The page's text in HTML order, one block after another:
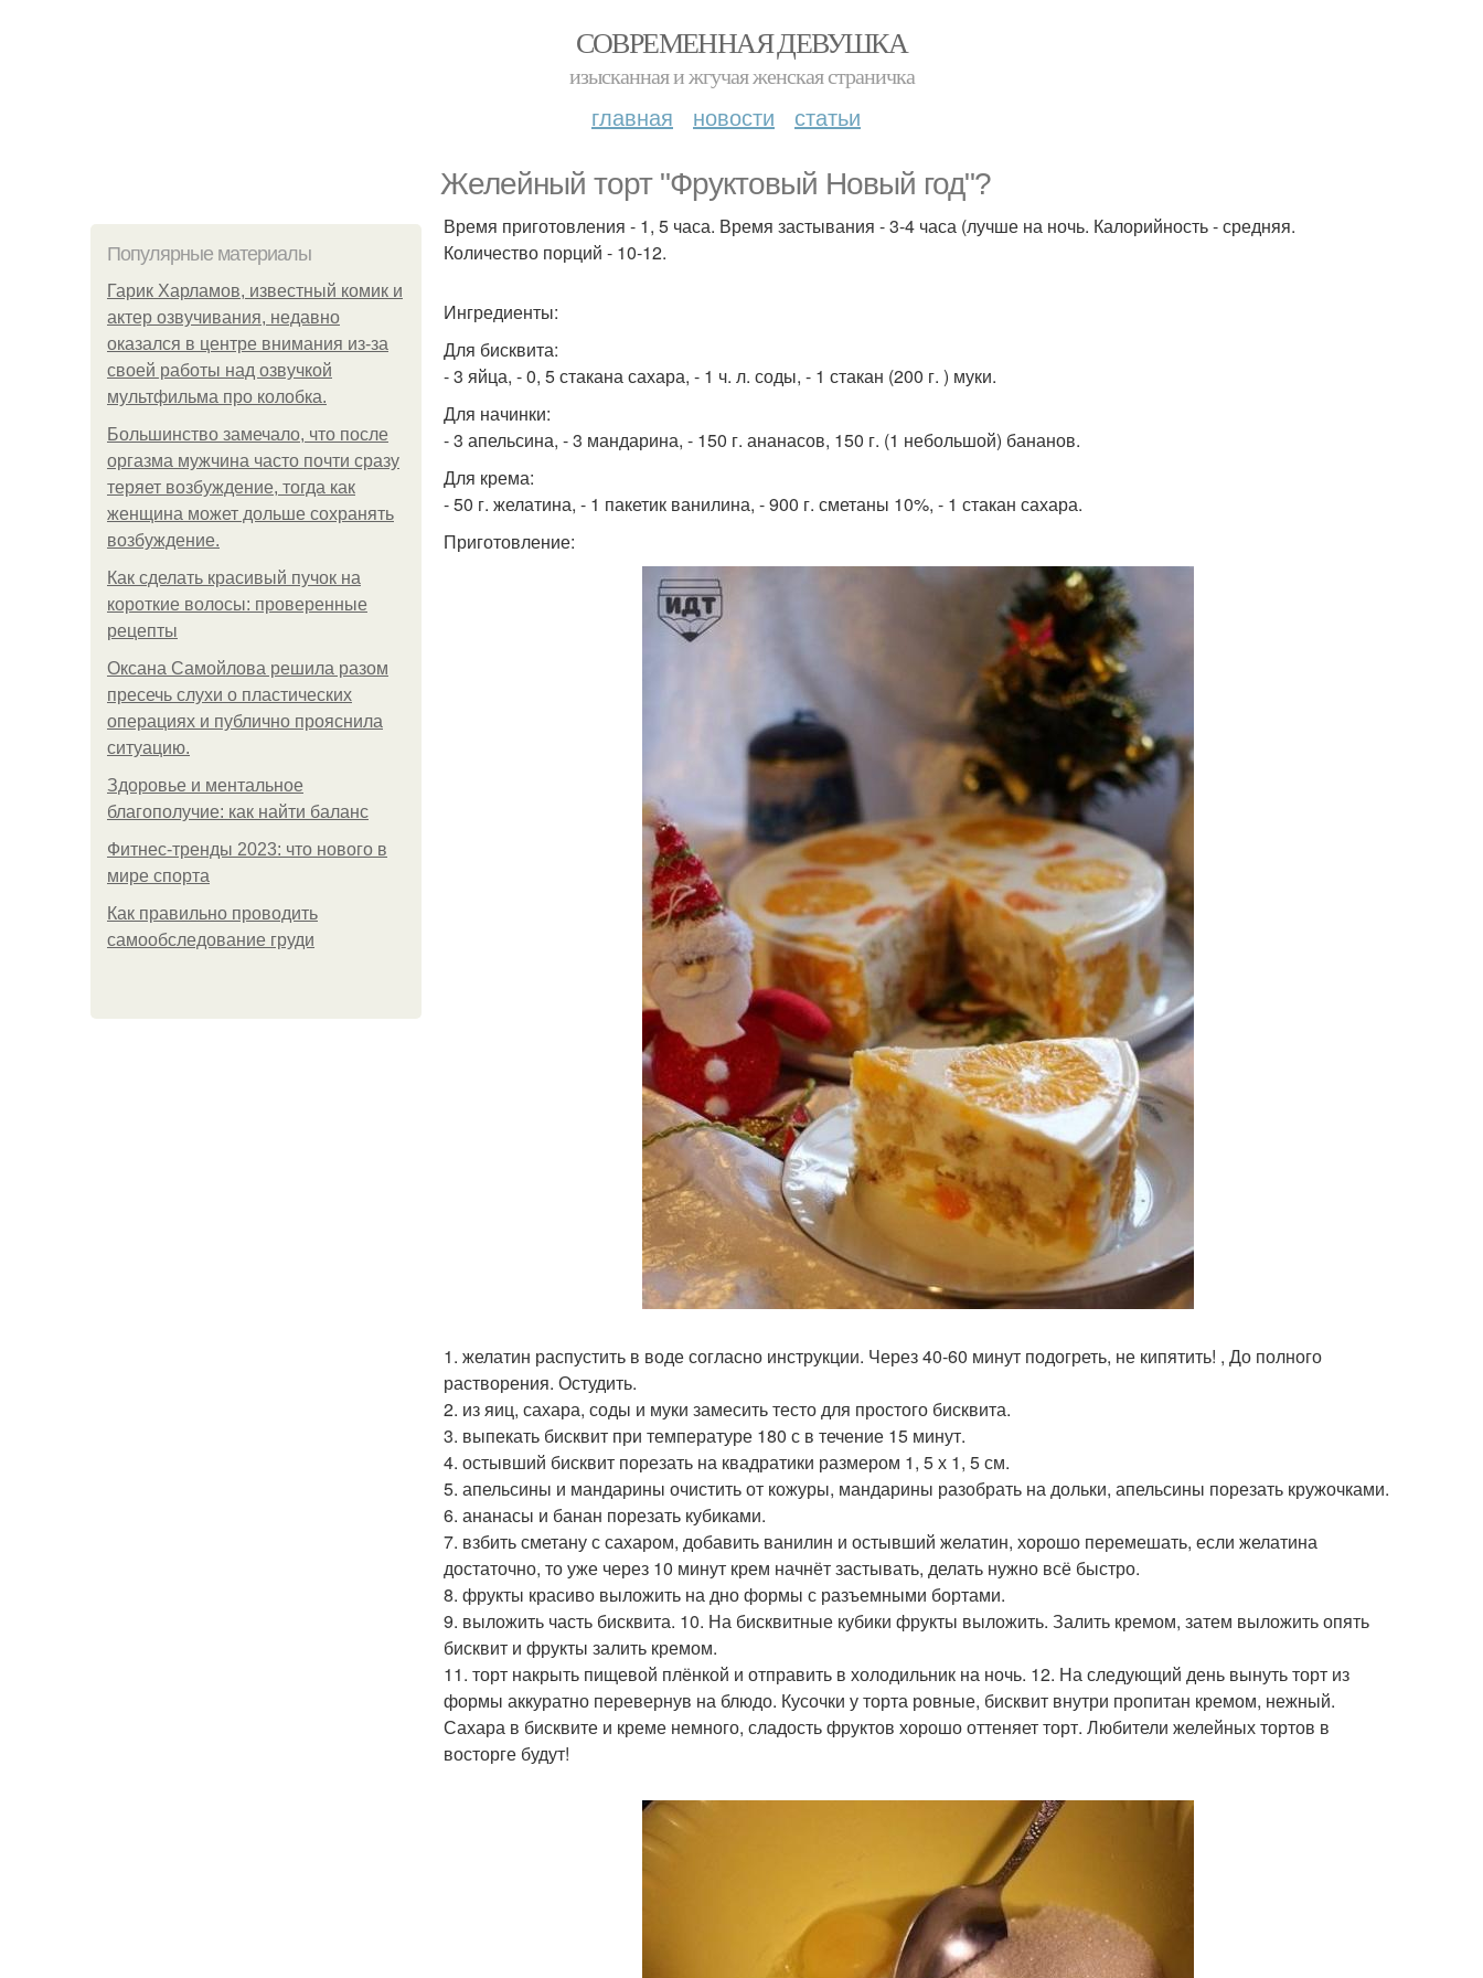
СОВРЕМЕННАЯ ДЕВУШКА
изысканная и жгучая женская страничка
главная новости статьи
Желейный торт "Фруктовый Новый год"?
Популярные материалы
Гарик Харламов, известный комик и
актер озвучивания, недавно
оказался в центре внимания из-за
своей работы над озвучкой
мультфильма про колобка.
Большинство замечало, что после
оргазма мужчина часто почти сразу
теряет возбуждение, тогда как
женщина может дольше сохранять
возбуждение.
Как сделать красивый пучок на
короткие волосы: проверенные
рецепты
Оксана Самойлова решила разом
пресечь слухи о пластических
операциях и публично прояснила
ситуацию.
Здоровье и ментальное
благополучие: как найти баланс
Фитнес-тренды 2023: что нового в
мире спорта
Как правильно проводить
самообследование груди
Время приготовления - 1, 5 часа. Время застывания - 3-4 часа (лучше на ночь. Калорийность - средняя.
Количество порций - 10-12.
Ингредиенты:
Для бисквита:
- 3 яйца, - 0, 5 стакана сахара, - 1 ч. л. соды, - 1 стакан (200 г. ) муки.
Для начинки:
- 3 апельсина, - 3 мандарина, - 150 г. ананасов, 150 г. (1 небольшой) бананов.
Для крема:
- 50 г. желатина, - 1 пакетик ванилина, - 900 г. сметаны 10%, - 1 стакан сахара.
Приготовление:
1. желатин распустить в воде согласно инструкции. Через 40-60 минут подогреть, не кипятить! , До полного
растворения. Остудить.
2. из яиц, сахара, соды и муки замесить тесто для простого бисквита.
3. выпекать бисквит при температуре 180 с в течение 15 минут.
4. остывший бисквит порезать на квадратики размером 1, 5 х 1, 5 см.
5. апельсины и мандарины очистить от кожуры, мандарины разобрать на дольки, апельсины порезать кружочками.
6. ананасы и банан порезать кубиками.
7. взбить сметану с сахаром, добавить ванилин и остывший желатин, хорошо перемешать, если желатина
достаточно, то уже через 10 минут крем начнёт застывать, делать нужно всё быстро.
8. фрукты красиво выложить на дно формы с разъемными бортами.
9. выложить часть бисквита. 10. На бисквитные кубики фрукты выложить. Залить кремом, затем выложить опять
бисквит и фрукты залить кремом.
11. торт накрыть пищевой плёнкой и отправить в холодильник на ночь. 12. На следующий день вынуть торт из
формы аккуратно перевернув на блюдо. Кусочки у торта ровные, бисквит внутри пропитан кремом, нежный.
Сахара в бисквите и креме немного, сладость фруктов хорошо оттеняет торт. Любители желейных тортов в
восторге будут!